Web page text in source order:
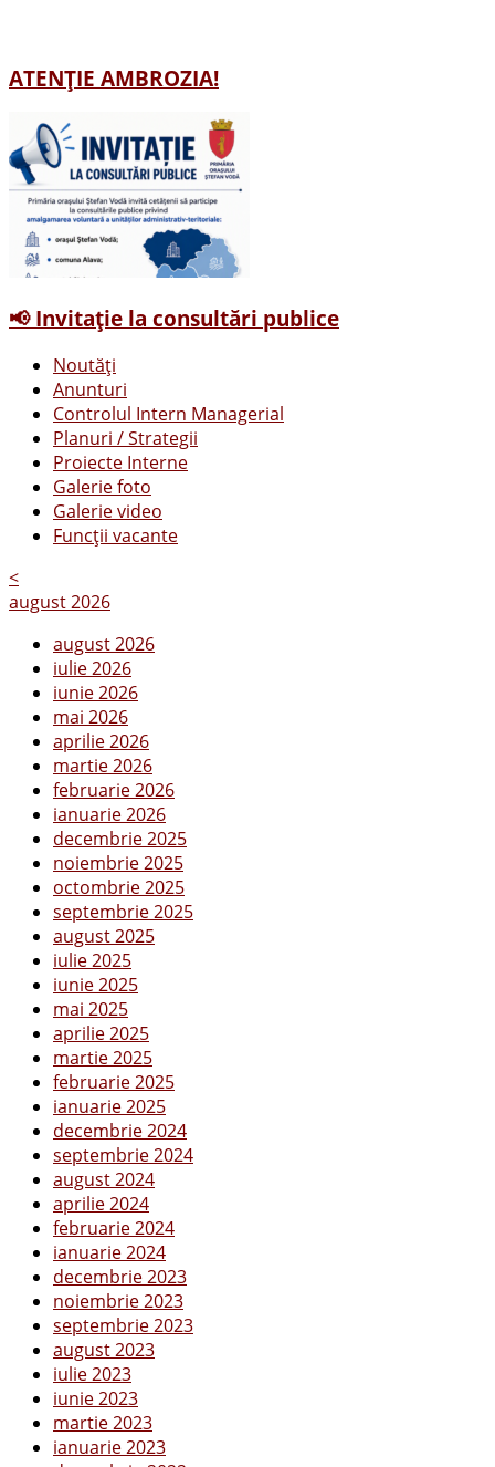
ATENȚIE AMBROZIA!
📢 Invitație la consultări publice
Noutăți
Anunturi
Controlul Intern Managerial
Planuri / Strategii
Proiecte Interne
Galerie foto
Galerie video
Funcții vacante
<
august 2026
august 2026
iulie 2026
iunie 2026
mai 2026
aprilie 2026
martie 2026
februarie 2026
ianuarie 2026
decembrie 2025
noiembrie 2025
octombrie 2025
septembrie 2025
august 2025
iulie 2025
iunie 2025
mai 2025
aprilie 2025
martie 2025
februarie 2025
ianuarie 2025
decembrie 2024
septembrie 2024
august 2024
aprilie 2024
februarie 2024
ianuarie 2024
decembrie 2023
noiembrie 2023
septembrie 2023
august 2023
iulie 2023
iunie 2023
martie 2023
ianuarie 2023